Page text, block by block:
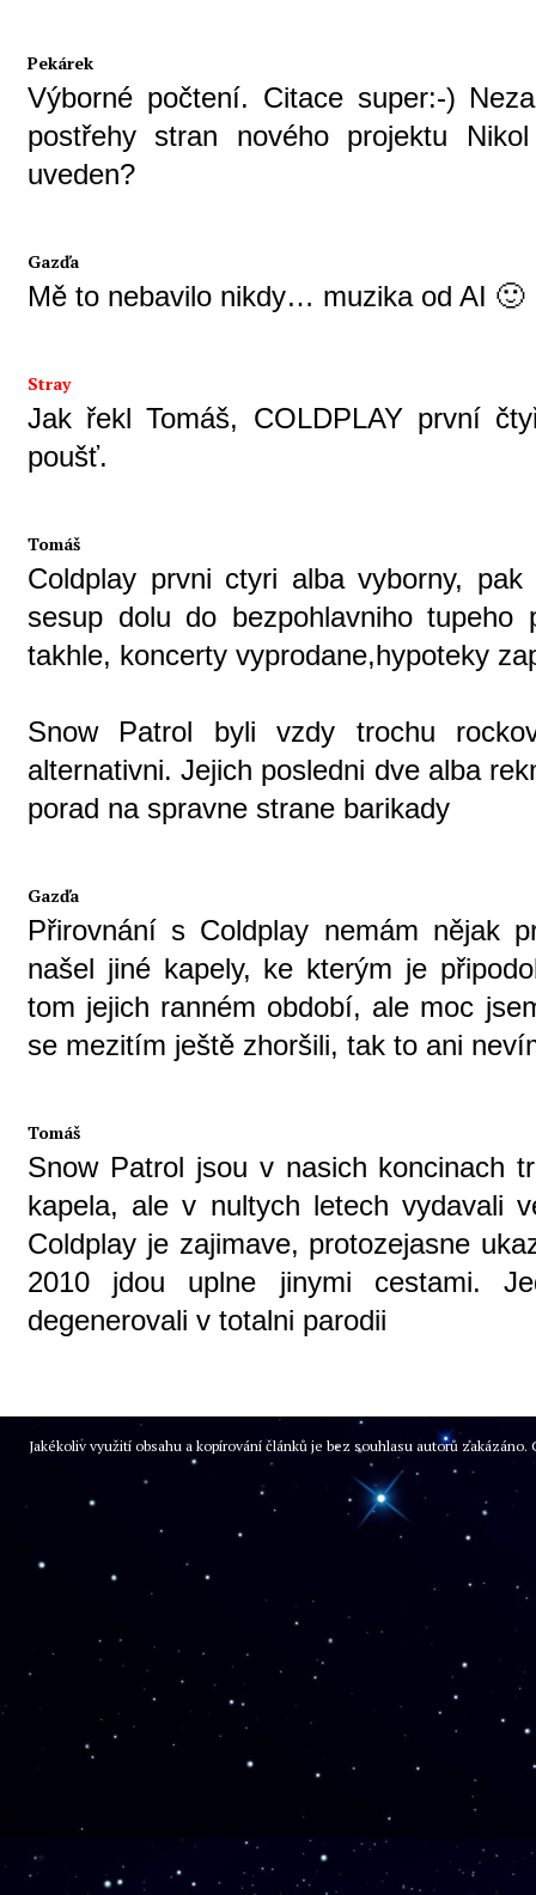
Pekárek
Výborné počtení. Citace super:-)
postřehy stran nového projektu
uveden?
Gazďa
Mě to nebavilo nikdy… muzika od AI 🙂
Stray
Jak řekl Tomáš, COLDPLAY první
poušť.
Tomáš
Coldplay prvni ctyri alba vyborny,
sesup dolu do bezpohlavniho
takhle, koncerty vyprodane,hypoteky
Snow Patrol byli vzdy trochu
alternativni. Jejich posledni dve alba
porad na spravne strane barikady
Gazďa
Přirovnání s Coldplay nemám nějak
našel jiné kapely, ke kterým je
tom jejich ranném období, ale moc
se mezitím ještě zhoršili, tak to ani
Tomáš
Snow Patrol jsou v nasich koncinach
kapela, ale v nultych letech vydavali
Coldplay je zajimave, protozejasne
2010 jdou uplne jinymi cestami.
degenerovali v totalni parodii
Jakékoliv využití obsahu a kopírování článků je bez souhlasu autorů